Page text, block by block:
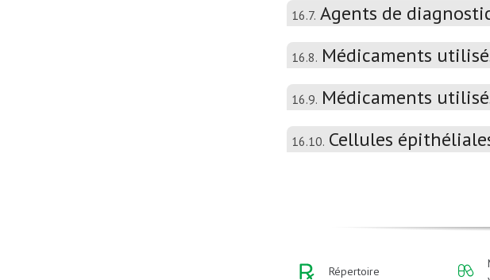
16.7. Agents de
16.8. Médicaments
16.9. Médicaments
16.10. Cellules
Répertoire